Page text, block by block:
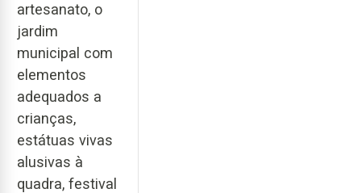
artesanato, o
jardim
municipal com
elementos
adequados a
crianças,
estátuas vivas
alusivas à
quadra, festival